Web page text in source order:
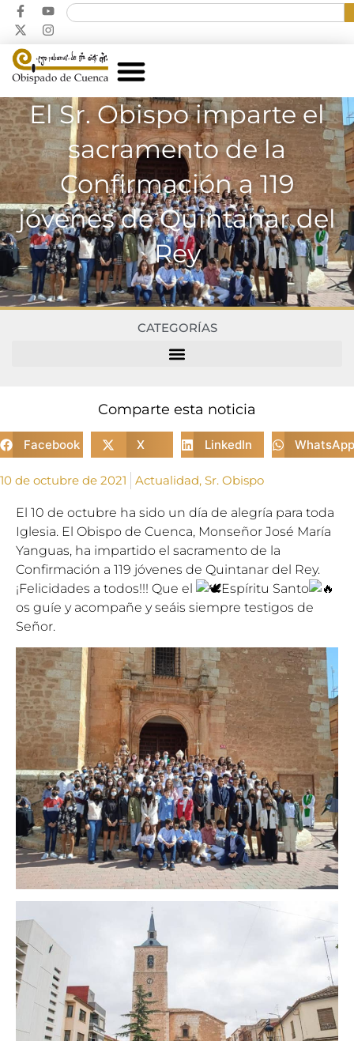
El Sr. Obispo imparte el
sacramento de la
Confirmación a 119
jóvenes de Quintanar del
Rey
CATEGORÍAS
Comparte esta noticia
Facebook X LinkedIn WhatsApp
10 de octubre de 2021 Actualidad, Sr. Obispo
El 10 de octubre ha sido un día de alegría para toda
Iglesia. El Obispo de Cuenca, Monseñor José María
Yanguas, ha impartido el sacramento de la
Confirmación a 119 jóvenes de Quintanar del Rey.
¡Felicidades a todos!!! Que el
Espíritu Santo
os guíe y acompañe y seáis siempre testigos de
Señor.